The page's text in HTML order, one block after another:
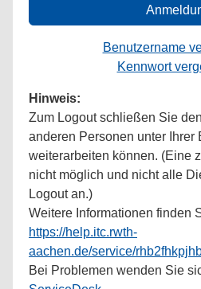
Benutzername
Kennwort
Hinweis:
Zum Logout schließen Sie
anderen Personen unter Ihrer
weiterarbeiten können. (Eine
nicht möglich und nicht alle
Logout an.)
Weitere Informationen finden
https://help.itc.rwth-
aachen.de/service/
Bei Problemen wenden Sie